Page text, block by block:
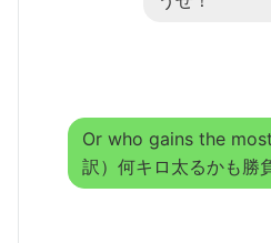
Or who gains the
訳）何キロ太るかも勝